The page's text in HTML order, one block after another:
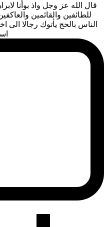
قال الله عز وجل واذ بوأنا
للطائفين والقائمين
الناس بالحج يأتوك رجالا الى